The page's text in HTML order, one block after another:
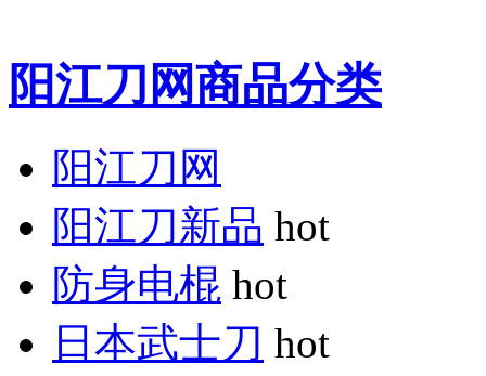
阳江刀网商品分类
阳江刀网
阳江刀新品 hot
防身电棍 hot
日本武士刀 hot